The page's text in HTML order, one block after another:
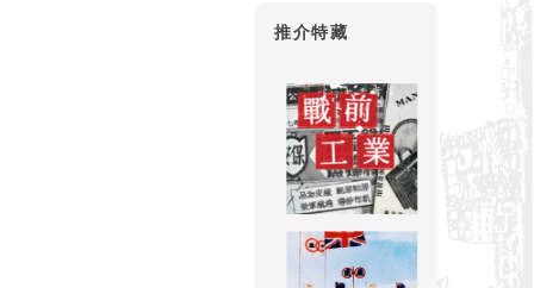
推介特藏